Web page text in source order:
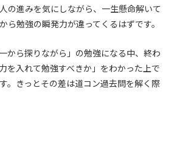
の進みを気にしながら、一生懸命解いて
ら勉強の瞬発力が違ってくるはずです。
から探りながら」の勉強になる中、終わ
を入れて勉強すべきか」をわかった上で
。きっとその差は道コン過去問を解く際